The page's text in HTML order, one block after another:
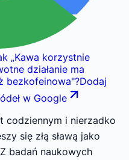
„Kawa korzystnie
działanie ma
bezkofeinowa"?Dodaj
w Google
codziennym i nierzadko
się złą sławą jako
badań naukowych